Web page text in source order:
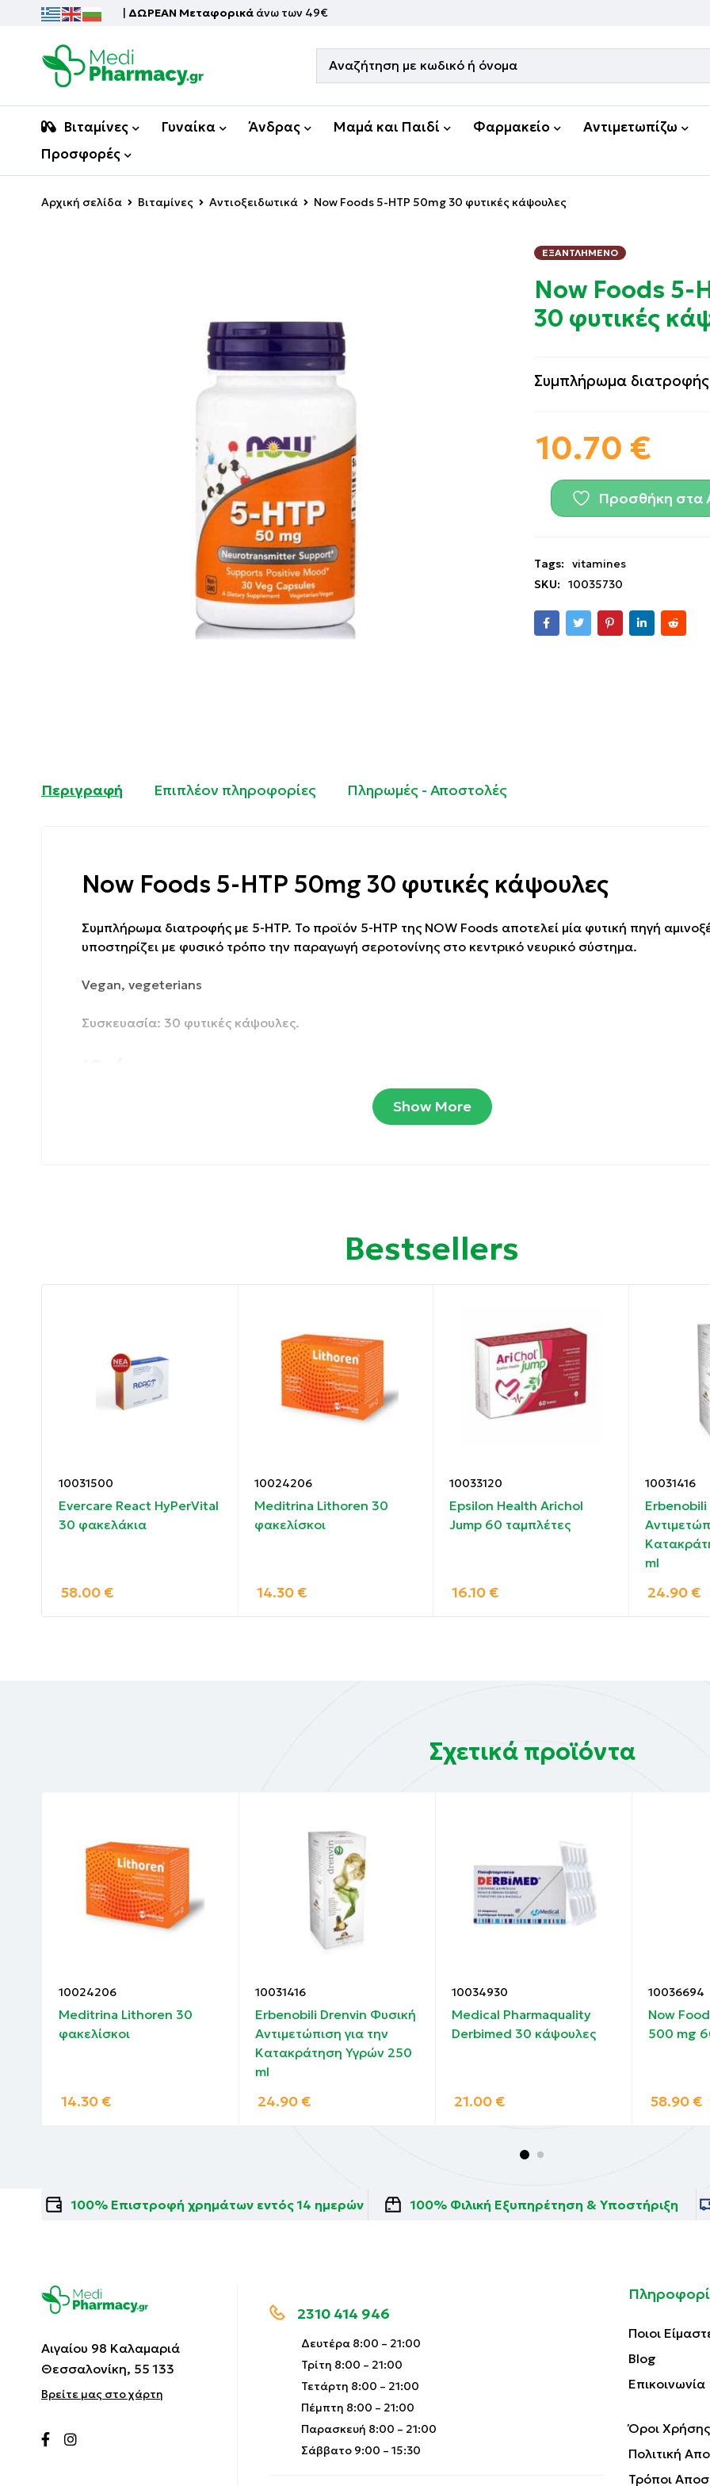
| ΔΩΡΕΑΝ Μεταφορικά άνω των 49€
Βιταμίνες Γυναίκα Άνδρας Μαμά και Παιδί Φαρμακείο Αντιμετωπίζω
Προσφορές
Αρχική σελίδα Βιταμίνες Αντιοξειδωτικά Now Foods 5-HTP 50mg 30 φυτικές κάψουλες
ΕΞΑΝΤΛΗΜΈΝΟ
Now Foods 5-
30 φυτικές
Συμπλήρωμα διατροφής
10.70 €
Προσθήκη στα
Tags:
vitamines
SKU:
10035730
Περιγραφή Επιπλέον πληροφορίες Πληρωμές - Αποστολές
Now Foods 5-HTP 50mg 30 φυτικές κάψουλες
Συμπλήρωμα διατροφής με 5-HTP. Το προϊόν 5-HTP της NOW Foods αποτελεί μία φυτική πηγή
υποστηρίζει με φυσικό τρόπο την παραγωγή σεροτονίνης στο κεντρικό νευρικό σύστημα.
Vegan, vegeterians
Συσκευασία: 30 φυτικές κάψουλες.
Δίνει τη δυνατότητα στους αθλητές να χαλαρώσουν και να μειώσουν το στρες κατά τη διάρκεια μίας
1 κάψουλα ημερησίως, κατά προτίμηση με άδειο στομάχι κατά τον ύπνο.
Συστατικά:
Άλλα συστατικά: Rice Flour and Hypromellose (cellulose capsule).
Show More
Bestsellers
10031500
Evercare React HyPerVital
30 φακελάκια
58.00 €
10024206
Meditrina Lithoren 30
φακελίσκοι
14.30 €
10033120
Epsilon Health Arichol
Jump 60 ταμπλέτες
16.10 €
10031416
Erbenobili
ml
24.90 €
Σχετικά προϊόντα
10024206
Meditrina Lithoren 30
φακελίσκοι
14.30 €
10031416
Erbenobili Drenvin Φυσική
Αντιμετώπιση για την
Κατακράτηση Υγρών 250
ml
24.90 €
10034930
Medical Pharmaquality
Derbimed 30 κάψουλες
21.00 €
10036694
Now
500 mg
58.90 €
100% Επιστροφή χρημάτων εντός 14 ημερών 100% Φιλική Εξυπηρέτηση & Υποστήριξη
Αιγαίου 98 Καλαμαριά
Θεσσαλονίκη, 55 133
Βρείτε μας στο χάρτη
2310 414 946
Δευτέρα 8:00 – 21:00
Τρίτη 8:00 – 21:00
Τετάρτη 8:00 – 21:00
Πέμπτη 8:00 – 21:00
Παρασκευή 8:00 – 21:00
Σάββατο 9:00 – 15:30
Ποιοι
Blog
Επικοινωνία
Όροι Χρήσης
Πολιτική
Τρόποι